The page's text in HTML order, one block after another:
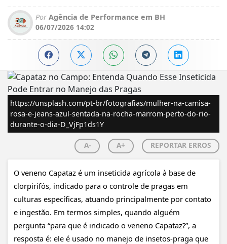
Por Agência de Performance em BH
06/07/2026 14:02
https://unsplash.com/pt-br/fotografias/mulher-na-camisa-
rosa-e-jeans-azul-sentada-na-rocha-marrom-perto-do-rio-
durante-o-dia-D_VjFp1ds1Y
A- A+ REPORTAR ERROS
O veneno Capataz é um inseticida agrícola à base de
clorpirifós, indicado para o controle de pragas em
culturas específicas, atuando principalmente por contato
e ingestão. Em termos simples, quando alguém
pergunta “para que é indicado o veneno Capataz?”, a
resposta é: ele é usado no manejo de insetos-praga que